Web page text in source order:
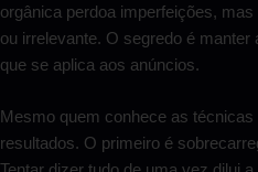
orgânica perdoa imperfeições,
ou irrelevante. O segredo é
que se aplica aos anúncios.
Mesmo quem conhece as
resultados. O primeiro é